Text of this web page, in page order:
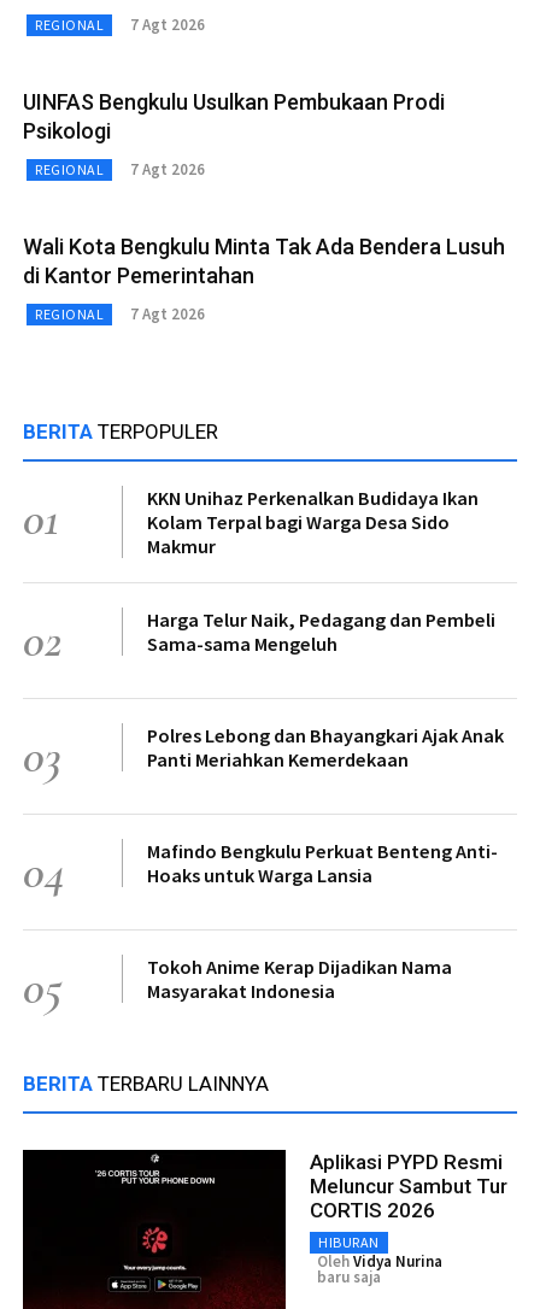
REGIONAL 7 Agt 2026
UINFAS Bengkulu Usulkan Pembukaan Prodi
Psikologi
REGIONAL 7 Agt 2026
Wali Kota Bengkulu Minta Tak Ada Bendera Lusuh
di Kantor Pemerintahan
REGIONAL 7 Agt 2026
BERITA TERPOPULER
01
KKN Unihaz Perkenalkan Budidaya Ikan
Kolam Terpal bagi Warga Desa Sido
Makmur
02
Harga Telur Naik, Pedagang dan Pembeli
Sama-sama Mengeluh
03
Polres Lebong dan Bhayangkari Ajak Anak
Panti Meriahkan Kemerdekaan
04
Mafindo Bengkulu Perkuat Benteng Anti-
Hoaks untuk Warga Lansia
05
Tokoh Anime Kerap Dijadikan Nama
Masyarakat Indonesia
BERITA TERBARU LAINNYA
Aplikasi PYPD Resmi
Meluncur Sambut Tur
CORTIS 2026
HIBURAN
OlehVidya Nurina
baru saja